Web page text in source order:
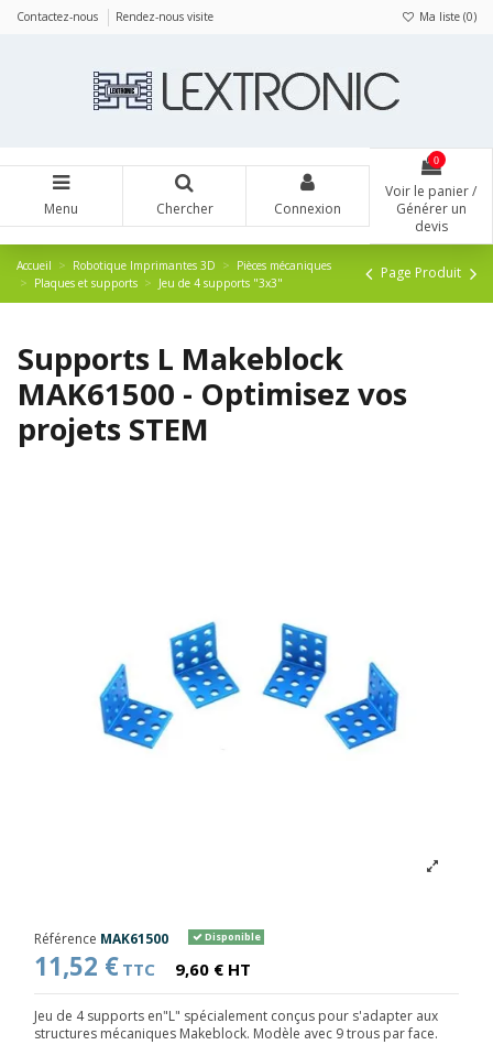
Contactez-nous Rendez-nous visite Ma liste (0)
Menu Chercher Connexion
0
Voir le panier /
Générer un
devis
Accueil Robotique Imprimantes 3D
Pièces mécaniques
Plaques et supports
Jeu de 4 supports "3x3"
Page Produit
Supports L Makeblock
MAK61500 - Optimisez vos
projets STEM
Référence MAK61500 Disponible
11,52 € TTC 9,60 € HT
Jeu de 4 supports en"L" spécialement conçus pour s'adapter aux
structures mécaniques Makeblock. Modèle avec 9 trous par face.
Panneau de gestion des cookies